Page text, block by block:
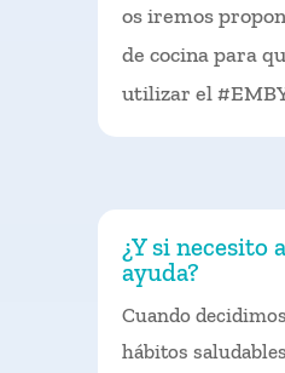
os iremos
de cocina para
utilizar el
¿Y si necesito
ayuda?
Cuando
hábitos